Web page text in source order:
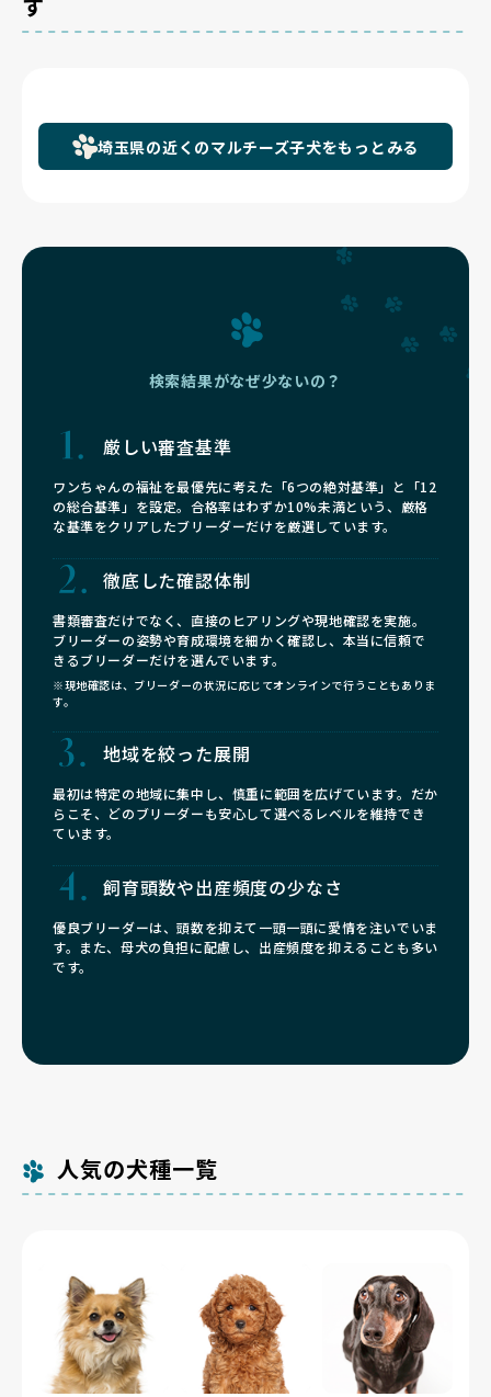
埼玉県の近くのマルチーズ子犬をもっとみる
検索結果がなぜ少ないの？
厳しい審査基準
ワンちゃんの福祉を最優先に考えた「6つの絶対基準」と「12
の総合基準」を設定。合格率はわずか10%未満という、厳格
な基準をクリアしたブリーダーだけを厳選しています。
徹底した確認体制
書類審査だけでなく、直接のヒアリングや現地確認を実施。
ブリーダーの姿勢や育成環境を細かく確認し、本当に信頼で
きるブリーダーだけを選んでいます。
※現地確認は、ブリーダーの状況に応じてオンラインで行うこともありま
す。
地域を絞った展開
最初は特定の地域に集中し、慎重に範囲を広げています。だか
らこそ、どのブリーダーも安心して選べるレベルを維持でき
ています。
飼育頭数や出産頻度の少なさ
優良ブリーダーは、頭数を抑えて一頭一頭に愛情を注いでいま
す。また、母犬の負担に配慮し、出産頻度を抑えることも多い
です。
人気の犬種一覧